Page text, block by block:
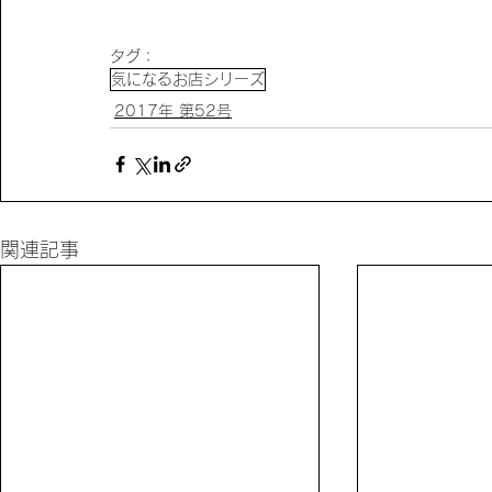
タグ：
気になるお店シリーズ
2017年 第52号
関連記事